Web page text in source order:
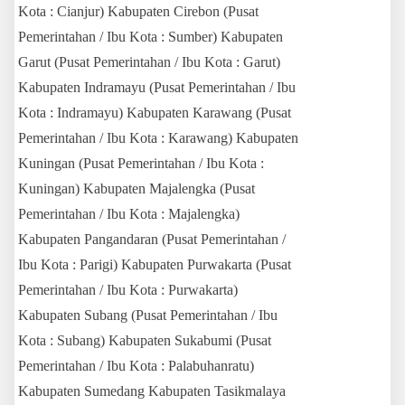
Kota : Cianjur) Kabupaten Cirebon (Pusat
Pemerintahan / Ibu Kota : Sumber) Kabupaten
Garut (Pusat Pemerintahan / Ibu Kota : Garut)
Kabupaten Indramayu (Pusat Pemerintahan / Ibu
Kota : Indramayu) Kabupaten Karawang (Pusat
Pemerintahan / Ibu Kota : Karawang) Kabupaten
Kuningan (Pusat Pemerintahan / Ibu Kota :
Kuningan) Kabupaten Majalengka (Pusat
Pemerintahan / Ibu Kota : Majalengka)
Kabupaten Pangandaran (Pusat Pemerintahan /
Ibu Kota : Parigi) Kabupaten Purwakarta (Pusat
Pemerintahan / Ibu Kota : Purwakarta)
Kabupaten Subang (Pusat Pemerintahan / Ibu
Kota : Subang) Kabupaten Sukabumi (Pusat
Pemerintahan / Ibu Kota : Palabuhanratu)
Kabupaten Sumedang Kabupaten Tasikmalaya